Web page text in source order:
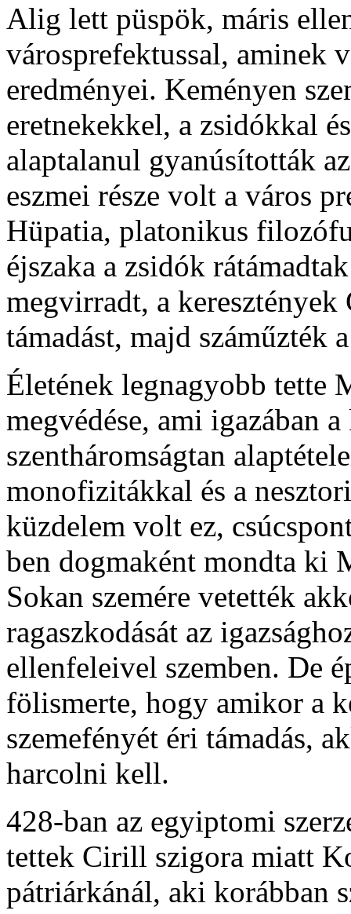
Alig lett püspök, máris
városprefektussal, aminek
eredményei. Keményen
eretnekekkel, a zsidókkal
alaptalanul gyanúsították
eszmei része volt a város
Hüpatia, platonikus
éjszaka a zsidók
megvirradt, a
támadást, majd száműzték
Életének legnagyobb tette
megvédése, ami igazában
szentháromságtan
monofizitákkal és a
küzdelem volt ez,
ben dogmaként mondta ki
Sokan szemére vetették
ragaszkodását az
ellenfeleivel szemben. De
fölismerte, hogy amikor a
szemefényét éri támadás,
harcolni kell.
428-ban az egyiptomi
tettek Cirill szigora miatt
pátriárkánál, aki korábban